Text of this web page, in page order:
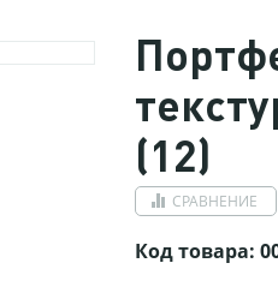
(12)
СРАВНЕНИЕ
Код товара: